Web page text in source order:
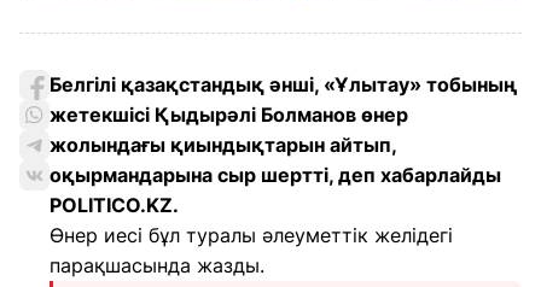
Белгілі қазақстандық әнші, «Ұлытау» тобының
жетекшісі Қыдырәлі Болманов өнер
жолындағы қиындықтарын айтып,
оқырмандарына сыр шертті, деп хабарлайды
POLITICO.KZ.
Өнер иесі бұл туралы әлеуметтік желідегі
парақшасында жазды.